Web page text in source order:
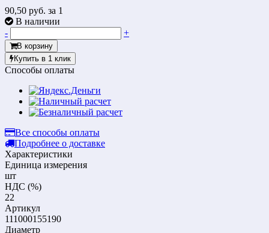
90,50 руб. за 1
В наличии
-
+
В корзину
Купить в 1 клик
Способы оплаты
Все способы оплаты
Подробнее о доставке
Характеристики
Единица измерения
шт
НДС (%)
22
Артикул
111000155190
Диаметр